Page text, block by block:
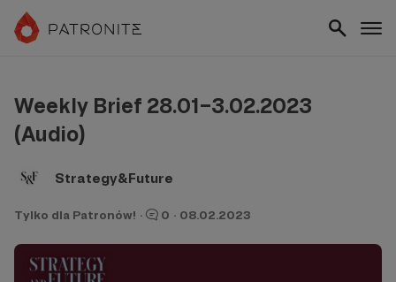
Weekly Brief 28.01–3.02.2023
(Audio)
Strategy&Future
Tylko dla Patronów! · 0 · 08.02.2023